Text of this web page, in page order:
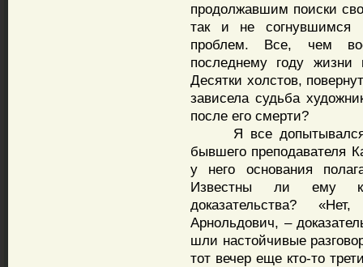
продолжавшим поиски
так и не согнувшимся
проблем. Все, чем
последнему году
Десятки холстов,
зависела судьба
после его смерти?
Я все допытывался у
бывшего преподавателя
у него основания
Известны ли ему
доказательства?
Арнольдович, –
шли настойчивые
тот вечер еще кто-то